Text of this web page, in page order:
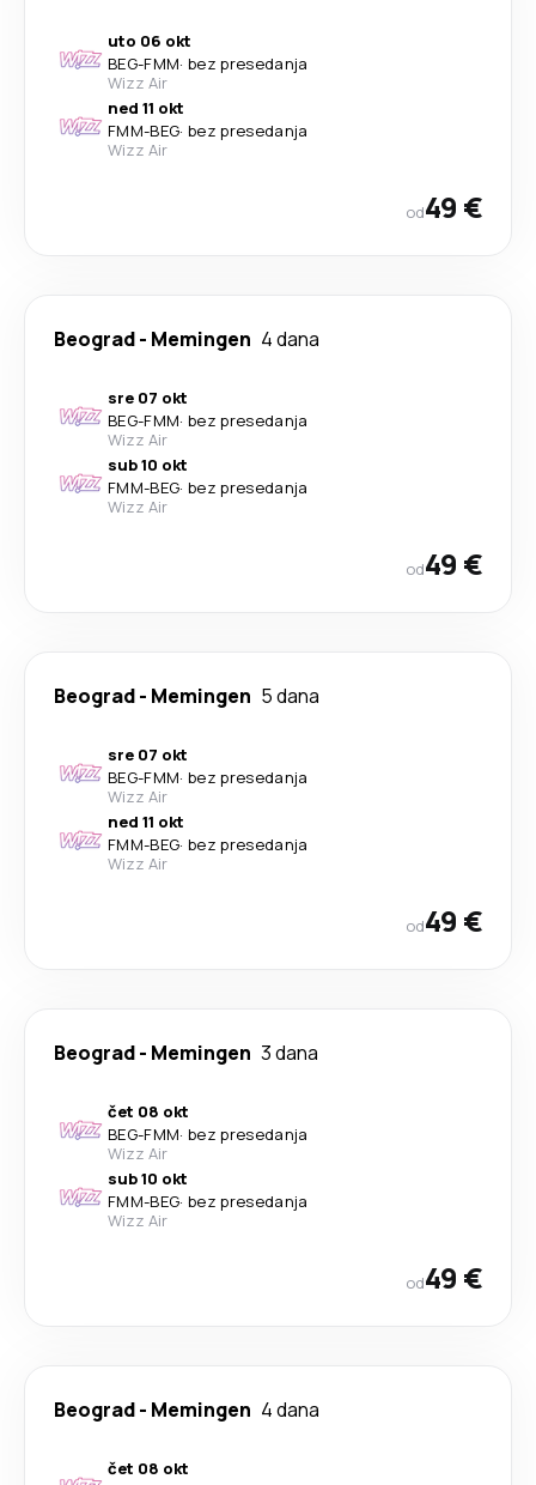
uto 06 okt
BEG-FMM· bez presedanja
Wizz Air
ned 11 okt
FMM-BEG· bez presedanja
Wizz Air
od49 €
Beograd- Memingen 4 dana
sre 07 okt
BEG-FMM· bez presedanja
Wizz Air
sub 10 okt
FMM-BEG· bez presedanja
Wizz Air
od49 €
Beograd- Memingen 5 dana
sre 07 okt
BEG-FMM· bez presedanja
Wizz Air
ned 11 okt
FMM-BEG· bez presedanja
Wizz Air
od49 €
Beograd- Memingen 3 dana
čet 08 okt
BEG-FMM· bez presedanja
Wizz Air
sub 10 okt
FMM-BEG· bez presedanja
Wizz Air
od49 €
Beograd- Memingen 4 dana
čet 08 okt